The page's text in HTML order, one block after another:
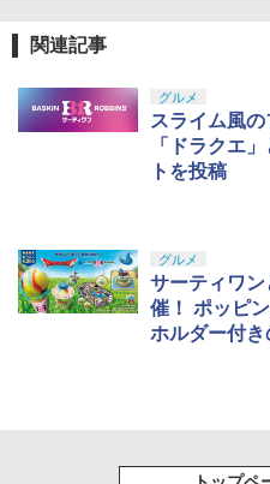
関連記事
グルメ
スライム風
「ドラクエ
トを投稿
グルメ
サーティワ
催！ ポッピ
ホルダー付